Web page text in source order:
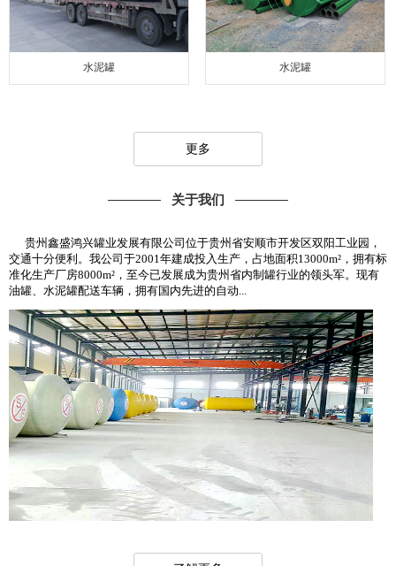
水泥罐 水泥罐
更多
关于我们
贵州鑫盛鸿兴罐业发展有限公司位于贵州省安顺市开发区双阳工业园，
交通十分便利。我公司于2001年建成投入生产，占地面积13000m²，拥有标
准化生产厂房8000m²，至今已发展成为贵州省内制罐行业的领头军。现有
油罐、水泥罐配送车辆，拥有国内先进的自动...